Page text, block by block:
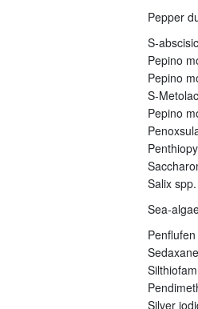
Pepper
S-
Pepino
Pepino
S-
Pepino
Salix
Sea-
Penflufen
Sedaxane
Silthiofam
Silver